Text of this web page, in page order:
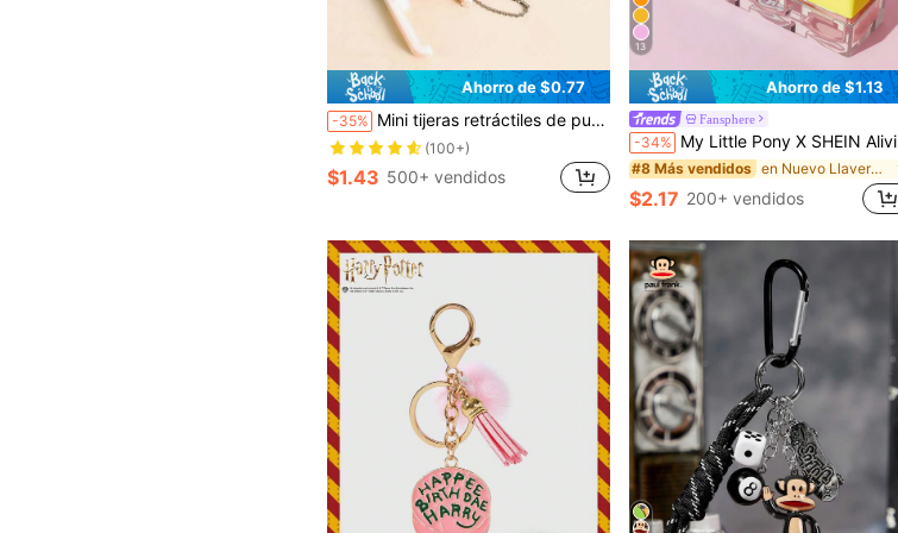
Ahorro de $0.77
-35% Mini tijeras retráctiles de punta redonda con llavero, herramienta de corte portátil y plegable, lindo colgante para bolso y llave de coche, regalo creativo de vacaciones para maestros y amigos
(100+)
$1.43 500+ vendidos
13
Ahorro de $1.13
Fansphere
-34% My Little Pony X SHEIN Alivio y Dispersión del Estrés. Llaveros de Teclado para Adultos, Colgantes de Bolsos, Adecuados para Regalos, Billeteras, Mochilas Escolares, Mochilas, Piezas de Automóvil. No es un Juguete
#8 Más vendidos en Nuevo Llaveros y Accesorios
$2.17 200+ vendidos